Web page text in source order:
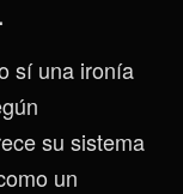
sí una ironía
su sistema
un